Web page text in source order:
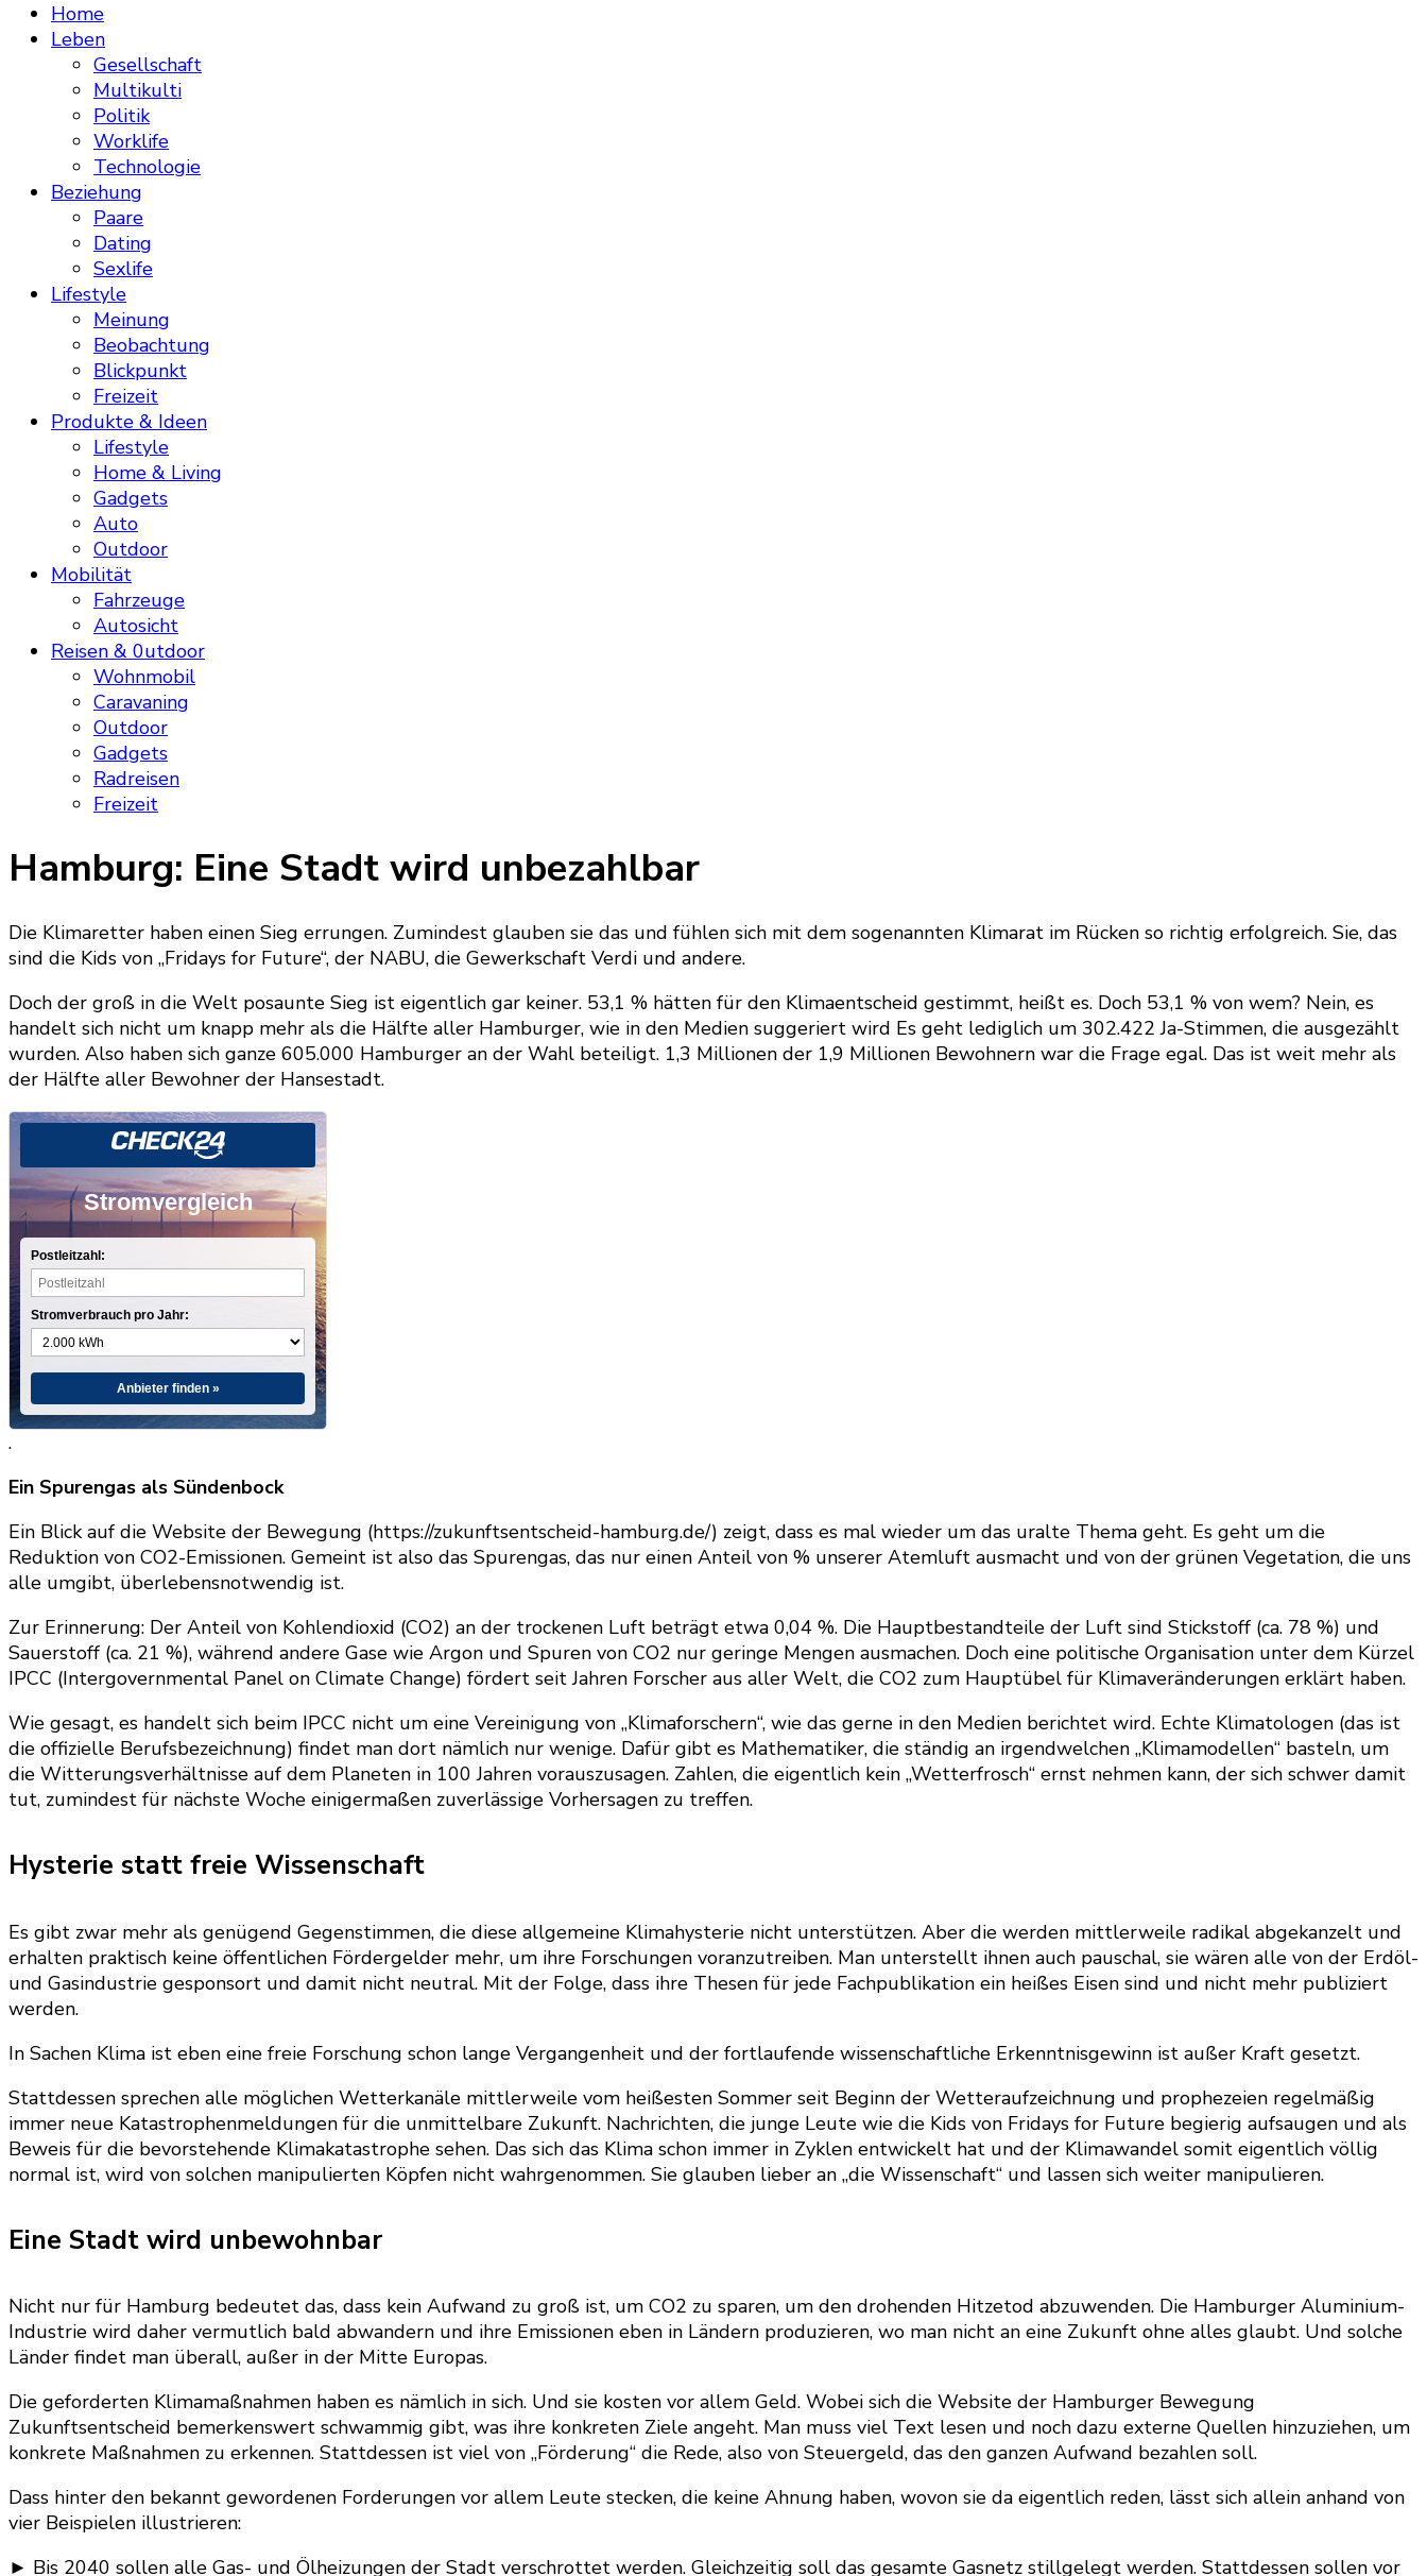
Home
Leben
Gesellschaft
Multikulti
Politik
Worklife
Technologie
Beziehung
Paare
Dating
Sexlife
Lifestyle
Meinung
Beobachtung
Blickpunkt
Freizeit
Produkte & Ideen
Lifestyle
Home & Living
Gadgets
Auto
Outdoor
Mobilität
Fahrzeuge
Autosicht
Reisen & 0utdoor
Wohnmobil
Caravaning
Outdoor
Gadgets
Radreisen
Freizeit
Hamburg: Eine Stadt wird unbezahlbar
Die Klimaretter haben einen Sieg errungen. Zumindest glauben sie das und fühlen sich mit dem sogenannten Klimarat im Rücken so richtig erfolgreich. Sie, das
sind die Kids von „Fridays for Future“, der NABU, die Gewerkschaft Verdi und andere.
Doch der groß in die Welt posaunte Sieg ist eigentlich gar keiner. 53,1 % hätten für den Klimaentscheid gestimmt, heißt es. Doch 53,1 % von wem? Nein, es
handelt sich nicht um knapp mehr als die Hälfte aller Hamburger, wie in den Medien suggeriert wird Es geht lediglich um 302.422 Ja-Stimmen, die ausgezählt
wurden. Also haben sich ganze 605.000 Hamburger an der Wahl beteiligt. 1,3 Millionen der 1,9 Millionen Bewohnern war die Frage egal. Das ist weit mehr als
der Hälfte aller Bewohner der Hansestadt.
Stromvergleich
Postleitzahl:
Stromverbrauch pro Jahr:
Anbieter finden »
.
Ein Spurengas als Sündenbock
Ein Blick auf die Website der Bewegung (https://zukunftsentscheid-hamburg.de/) zeigt, dass es mal wieder um das uralte Thema geht. Es geht um die
Reduktion von CO2-Emissionen. Gemeint ist also das Spurengas, das nur einen Anteil von % unserer Atemluft ausmacht und von der grünen Vegetation, die uns
alle umgibt, überlebensnotwendig ist.
Zur Erinnerung: Der Anteil von Kohlendioxid (CO2) an der trockenen Luft beträgt etwa 0,04 %. Die Hauptbestandteile der Luft sind Stickstoff (ca. 78 %) und
Sauerstoff (ca. 21 %), während andere Gase wie Argon und Spuren von CO2 nur geringe Mengen ausmachen. Doch eine politische Organisation unter dem Kürzel
IPCC (Intergovernmental Panel on Climate Change) fördert seit Jahren Forscher aus aller Welt, die CO2 zum Hauptübel für Klimaveränderungen erklärt haben.
Wie gesagt, es handelt sich beim IPCC nicht um eine Vereinigung von „Klimaforschern“, wie das gerne in den Medien berichtet wird. Echte Klimatologen (das ist
die offizielle Berufsbezeichnung) findet man dort nämlich nur wenige. Dafür gibt es Mathematiker, die ständig an irgendwelchen „Klimamodellen“ basteln, um
die Witterungsverhältnisse auf dem Planeten in 100 Jahren vorauszusagen. Zahlen, die eigentlich kein „Wetterfrosch“ ernst nehmen kann, der sich schwer damit
tut, zumindest für nächste Woche einigermaßen zuverlässige Vorhersagen zu treffen.
Hysterie statt freie Wissenschaft
Es gibt zwar mehr als genügend Gegenstimmen, die diese allgemeine Klimahysterie nicht unterstützen. Aber die werden mittlerweile radikal abgekanzelt und
erhalten praktisch keine öffentlichen Fördergelder mehr, um ihre Forschungen voranzutreiben. Man unterstellt ihnen auch pauschal, sie wären alle von der Erdöl-
und Gasindustrie gesponsort und damit nicht neutral. Mit der Folge, dass ihre Thesen für jede Fachpublikation ein heißes Eisen sind und nicht mehr publiziert
werden.
In Sachen Klima ist eben eine freie Forschung schon lange Vergangenheit und der fortlaufende wissenschaftliche Erkenntnisgewinn ist außer Kraft gesetzt.
Stattdessen sprechen alle möglichen Wetterkanäle mittlerweile vom heißesten Sommer seit Beginn der Wetteraufzeichnung und prophezeien regelmäßig
immer neue Katastrophenmeldungen für die unmittelbare Zukunft. Nachrichten, die junge Leute wie die Kids von Fridays for Future begierig aufsaugen und als
Beweis für die bevorstehende Klimakatastrophe sehen. Das sich das Klima schon immer in Zyklen entwickelt hat und der Klimawandel somit eigentlich völlig
normal ist, wird von solchen manipulierten Köpfen nicht wahrgenommen. Sie glauben lieber an „die Wissenschaft“ und lassen sich weiter manipulieren.
Eine Stadt wird unbewohnbar
Nicht nur für Hamburg bedeutet das, dass kein Aufwand zu groß ist, um CO2 zu sparen, um den drohenden Hitzetod abzuwenden. Die Hamburger Aluminium-
Industrie wird daher vermutlich bald abwandern und ihre Emissionen eben in Ländern produzieren, wo man nicht an eine Zukunft ohne alles glaubt. Und solche
Länder findet man überall, außer in der Mitte Europas.
Die geforderten Klimamaßnahmen haben es nämlich in sich. Und sie kosten vor allem Geld. Wobei sich die Website der Hamburger Bewegung
Zukunftsentscheid bemerkenswert schwammig gibt, was ihre konkreten Ziele angeht. Man muss viel Text lesen und noch dazu externe Quellen hinzuziehen, um
konkrete Maßnahmen zu erkennen. Stattdessen ist viel von „Förderung“ die Rede, also von Steuergeld, das den ganzen Aufwand bezahlen soll.
Dass hinter den bekannt gewordenen Forderungen vor allem Leute stecken, die keine Ahnung haben, wovon sie da eigentlich reden, lässt sich allein anhand von
vier Beispielen illustrieren:
► Bis 2040 sollen alle Gas- und Ölheizungen der Stadt verschrottet werden. Gleichzeitig soll das gesamte Gasnetz stillgelegt werden. Stattdessen sollen vor